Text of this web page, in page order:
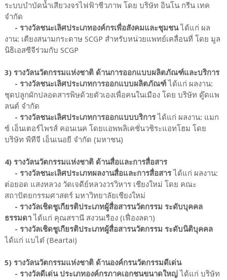
ระบบบำบัดน้ำเสียวงจรไฟฟ้าชีวภาพ โดย บริษัท อินโน กรีน เทค
จำกัด
- รางวัลชนะเลิศประเภทองค์กรเพื่อสังคมและชุมชนได้แก่ ผล
งาน: เตียงสนามกระดาษ SCGP สำหรับหน่วยแพทย์เคลื่อนที่ โดย มูล
นิธิเอสซีจีร่วมกับ SCGP
3) รางวัลนวัตกรรมแห่งชาติ ด้านการออกแบบผลิตภัณฑ์และบริการ
- รางวัลชนะเลิศประเภทการออกแบบผลิตภัณฑ์ได้แก่ ผลงาน:
ชุดปลูกผักปลอดสารพิษด้วยตัวเองเพื่อคนในเมือง โดย บริษัท ดู๊ดแพ
ลนต์ จำกัด
- รางวัลชนะเลิศประเภทการออกแบบบริการได้แก่ ผลงาน: แมก
ซ์ เอ็นเตอร์ไพรส์ คอนเนค โดยแอพพลิเคชั่นวชิระแอทโฮม โดย
บริษัท พีทีจี เอ็นเนอยี จำกัด (มหาชน)
4) รางวัลนวัตกรรมแห่งชาติ ด้านสื่อและการสื่อสาร
- รางวัลชนะเลิศประเภทผลงานสื่อและการสื่อสารได้แก่ ผลงาน:
ต่อยอด แสงหลวง วัดเจดีย์หลวงวรวิหาร เชียงใหม่ โดย คณะ
สถาปัตยกรรมศาสตร์ มหาวิทยาลัยเชียงใหม่
- รางวัลเชิดชูเกียรติประเภทผู้สื่อสารนวัตกรรม ระดับบุคคล
ธรรมดาได้แก่ คุณสรานี สงวนเรือง (เฟื่องลดา)
- รางวัลเชิดชูเกียรติประเภทผู้สื่อสารนวัตกรรม ระดับนิติบุคคล
ได้แก่ แบไต๋ (Beartai)
5) รางวัลนวัตกรรมแห่งชาติ ด้านองค์กรนวัตกรรมดีเด่น
- รางวัลดีเด่น ประเภทองค์กรภาคเอกชนขนาดใหญ่ได้แก่ บริษัท